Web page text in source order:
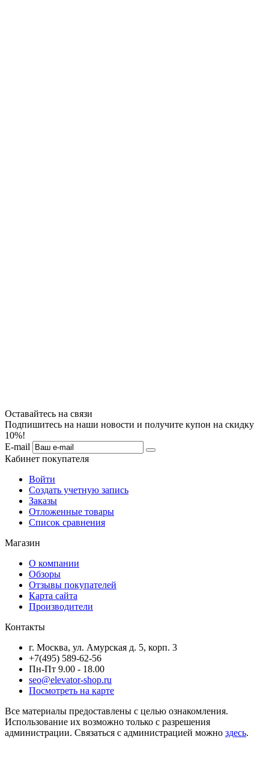
Оставайтесь на связи
Подпишитесь на наши новости и получите купон на скидку
10%!
E-mail
Кабинет покупателя
Войти
Создать учетную запись
Заказы
Отложенные товары
Список сравнения
Магазин
О компании
Обзоры
Отзывы покупателей
Карта сайта
Производители
Контакты
г. Москва, ул. Амурская д. 5, корп. 3
+7(495) 589-62-56
Пн-Пт 9.00 - 18.00
seo@elevator-shop.ru
Посмотреть на карте
Все материалы предоставлены с целью ознакомления.
Использование их возможно только с разрешения
администрации. Связаться с администрацией можно здесь.